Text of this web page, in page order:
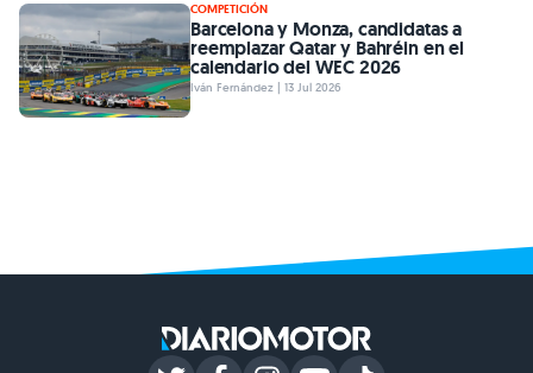
COMPETICIÓN
Barcelona y Monza, candidatas a
reemplazar Qatar y Bahréin en el
calendario del WEC 2026
Iván Fernández | 13 Jul 2026